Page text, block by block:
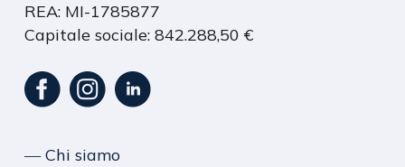
REA: MI-1785877
Capitale sociale: 842.288,50 €
― Chi siamo